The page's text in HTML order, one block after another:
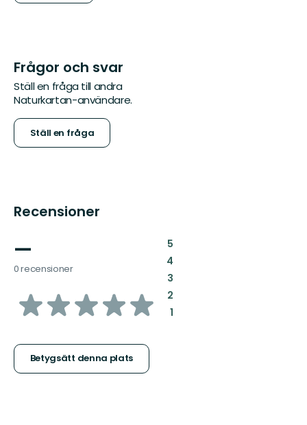
Frågor och svar
Ställ en fråga till andra
Naturkartan-användare.
Ställ en fråga
Recensioner
—
0 recensioner
av
stjärnor
Betygsätt denna plats
5:
4:
3:
2:
1: